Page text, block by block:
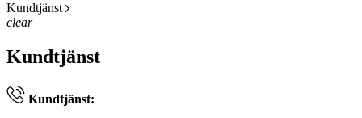
Kundtjänst
clear
Kundtjänst
Kundtjänst: